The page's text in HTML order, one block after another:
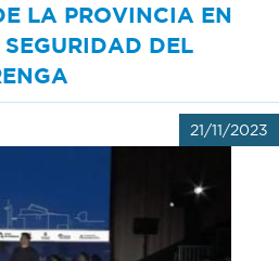
LA PROVINCIA EN
DEL
21/11/2023